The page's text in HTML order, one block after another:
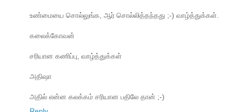
உண்மையை சொல்லுங்க, ஆர் சொல்லித்தந்தது ;-) வாழ்த்துக்கள்.
கலைக்கோவன்
சரியான கணிப்பு, வாழ்த்துக்கள்
அதிஷா
அதில் என்ன கலக்கம் சரியான பதிலே தான் ;-)